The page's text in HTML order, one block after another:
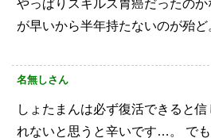
やっぱりスキルス胃癌だったのか
が早いから半年持たないのが殆ど
名無しさん
しょたまんは必ず復活できると
れないと思うと辛いです…。
で